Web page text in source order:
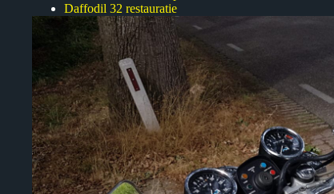
Daffodil 32 restauratie